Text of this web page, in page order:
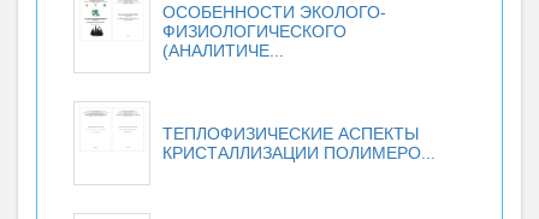
ОСОБЕННОСТИ ЭКОЛОГО-
ФИЗИОЛОГИЧЕСКОГО
(АНАЛИТИЧЕ...
ТЕПЛОФИЗИЧЕСКИЕ АСПЕКТЫ
КРИСТАЛЛИЗАЦИИ ПОЛИМЕРО...